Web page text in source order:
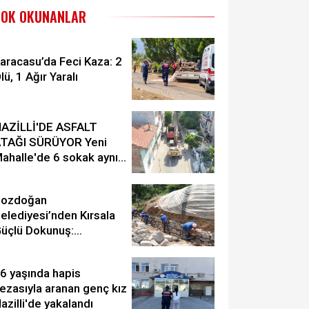
OKUNANLAR
Feci Kaza: 2
1 Ağır Yaralı
ASFALT
SÜRÜYOR Yeni
6 sokak aynı
Kırsala
Dokunuş:
yaşında hapis
aranan genç kız
yakalandı